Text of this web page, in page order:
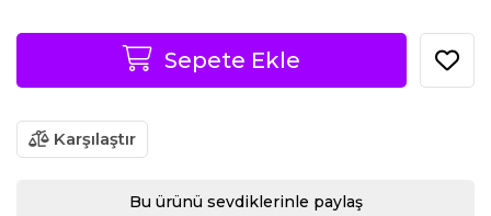
Sepete Ekle
Karşılaştır
Bu ürünü sevdiklerinle paylaş